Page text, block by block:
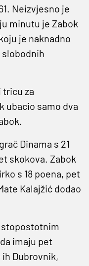
Neizvjesno je
minutu je Zabok
je naknadno
slobodnih
tricu za
ubacio samo dva
Dinama s 21
skokova. Zabok
s 18 poena, pet
Kalajžić dodao
stopostotnim
imaju pet
Dubrovnik,